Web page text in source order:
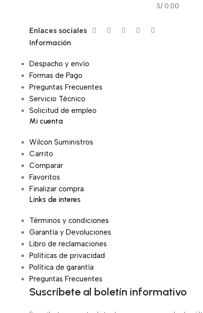
S/ 0.00
Enlaces sociales
Información
Despacho y envío
Formas de Pago
Preguntas Frecuentes
Servicio Técnico
Solicitud de empleo
Mi cuenta
Wilcon Suministros
Carrito
Comparar
Favoritos
Finalizar compra
Links de interes
Términos y condiciones
Garantía y Devoluciones
Libro de reclamaciones
Políticas de privacidad
Política de garantía
Preguntas Frecuentes
Suscríbete al boletín informativo